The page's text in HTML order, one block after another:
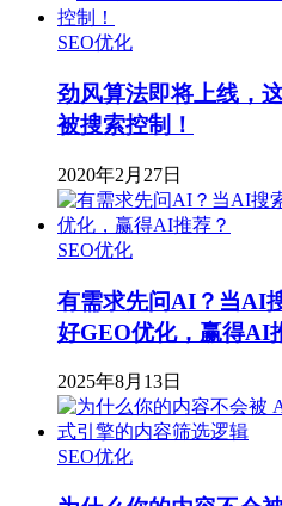
SEO优化
劲风算法即将上线，
被搜索控制！
2020年2月27日
SEO优化
有需求先问AI？当AI
好GEO优化，赢得AI
2025年8月13日
SEO优化